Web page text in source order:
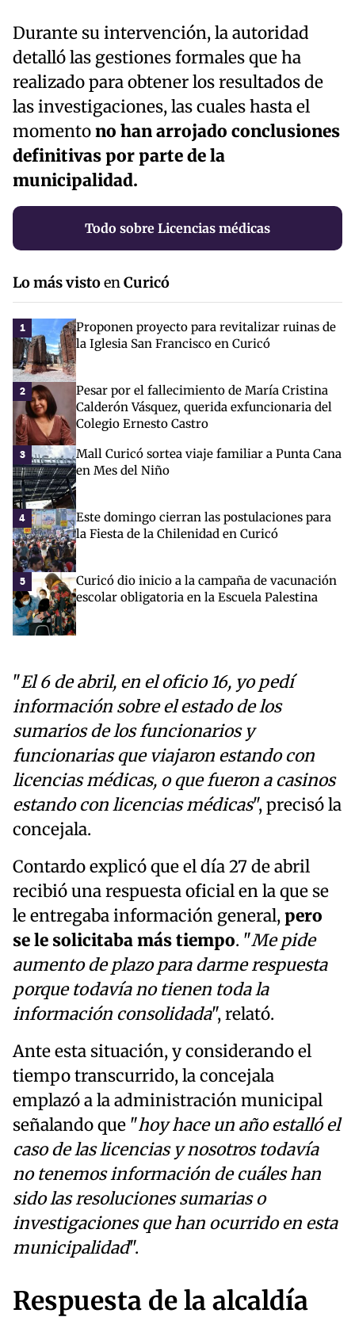
Durante su intervención, la autoridad
detalló las gestiones formales que ha
realizado para obtener los resultados de
las investigaciones, las cuales hasta el
momentono han arrojado conclusiones
definitivas por parte de la
municipalidad.
Todo sobre Licencias médicas
Lo más vistoenCuricó
1
Proponen proyecto para revitalizar ruinas de
la Iglesia San Francisco en Curicó
2
Pesar por el fallecimiento de María Cristina
Calderón Vásquez, querida exfuncionaria del
Colegio Ernesto Castro
3
Mall Curicó sortea viaje familiar a Punta Cana
en Mes del Niño
4
Este domingo cierran las postulaciones para
la Fiesta de la Chilenidad en Curicó
5
Curicó dio inicio a la campaña de vacunación
escolar obligatoria en la Escuela Palestina
"El 6 de abril, en el oficio 16, yo pedí
información sobre el estado de los
sumarios de los funcionarios y
funcionarias que viajaron estando con
licencias médicas, o que fueron a casinos
estando con licencias médicas", precisó la
concejala.
Contardo explicó que el día 27 de abril
recibió una respuesta oficial en la que se
le entregaba información general,pero
se le solicitaba más tiempo. "Me pide
aumento de plazo para darme respuesta
porque todavía no tienen toda la
información consolidada", relató.
Ante esta situación, y considerando el
tiempo transcurrido, la concejala
emplazó a la administración municipal
señalando que "hoy hace un año estalló el
caso de las licencias y nosotros todavía
no tenemos información de cuáles han
sido las resoluciones sumarias o
investigaciones que han ocurrido en esta
municipalidad".
Respuesta de la alcaldía